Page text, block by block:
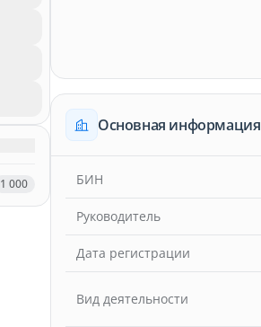
1 000
Основная информация
БИН
Руководитель
Дата регистрации
Вид деятельности